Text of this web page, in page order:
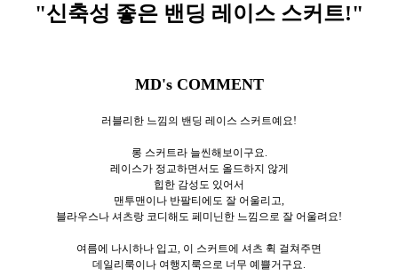
"신축성 좋은 밴딩 레이스 스커트!"
MD's COMMENT
러블리한 느낌의 밴딩 레이스 스커트예요!
롱 스커트라 늘씬해보이구요.
레이스가 정교하면서도 올드하지 않게
힙한 감성도 있어서
맨투맨이나 반팔티에도 잘 어울리고,
블라우스나 셔츠랑 코디해도 페미닌한 느낌으로 잘 어울려요!
여름에 나시하나 입고, 이 스커트에 셔츠 휙 걸쳐주면
데일리룩이나 여행지룩으로 너무 예쁠거구요.